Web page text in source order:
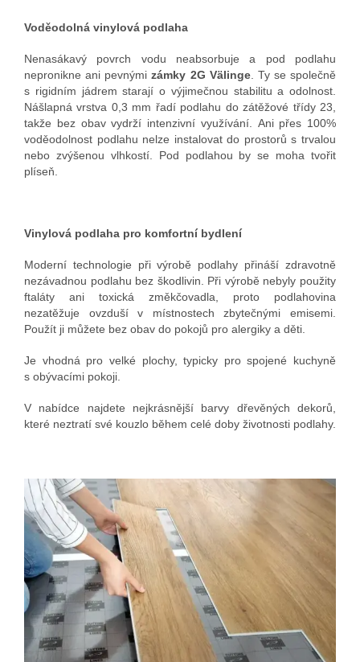
Voděodolná vinylová podlaha
Nenasákavý povrch vodu neabsorbuje a pod podlahu
nepronikne ani pevnýmizámky 2G Välinge. Ty se společně
s rigidním jádrem starají o výjimečnou stabilitu a odolnost.
Nášlapná vrstva 0,3 mm řadí podlahu do zátěžové třídy 23,
takže bez obav vydrží intenzivní využívání. Ani přes 100%
voděodolnost podlahu nelze instalovat do prostorů s trvalou
nebo zvýšenou vlhkostí. Pod podlahou by se moha tvořit
plíseň.
Vinylová podlaha pro komfortní bydlení
Moderní technologie při výrobě podlahy přináší zdravotně
nezávadnou podlahu bez škodlivin. Při výrobě nebyly použity
ftaláty ani toxická změkčovadla, proto podlahovina
nezatěžuje ovzduší v místnostech zbytečnými emisemi.
Použít ji můžete bez obav do pokojů pro alergiky a děti.
Je vhodná pro velké plochy, typicky pro spojené kuchyně
s obývacími pokoji.
V nabídce najdete nejkrásnější barvy dřevěných dekorů,
které neztratí své kouzlo během celé doby životnosti podlahy.